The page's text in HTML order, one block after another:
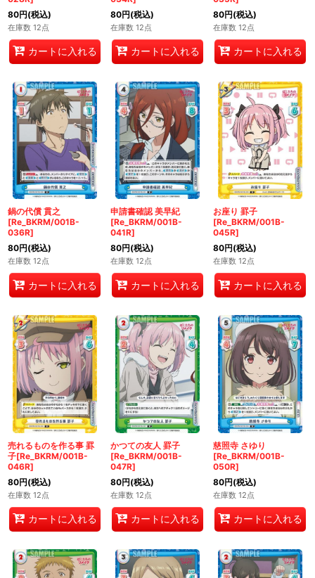
80円(税込)
在庫数 12点
カートに入れる
80円(税込)
在庫数 12点
カートに入れる
80円(税込)
在庫数 12点
カートに入れる
鍋の代償 貫之
[Re_BKRM/001B-
036R]
80円(税込)
在庫数 12点
カートに入れる
申請書確認 美早紀
[Re_BKRM/001B-
041R]
80円(税込)
在庫数 12点
カートに入れる
お座り 罫子
[Re_BKRM/001B-
045R]
80円(税込)
在庫数 12点
カートに入れる
売れるものを作る事 罫
子[Re_BKRM/001B-
046R]
80円(税込)
在庫数 12点
カートに入れる
かつての友人 罫子
[Re_BKRM/001B-
047R]
80円(税込)
在庫数 12点
カートに入れる
慈照寺 さゆり
[Re_BKRM/001B-
050R]
80円(税込)
在庫数 12点
カートに入れる